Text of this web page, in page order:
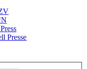
Presse